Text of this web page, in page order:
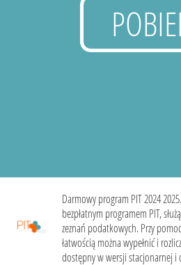
Darmowy program PIT 2024 2025.
bezpłatnym programem PIT,
zeznań podatkowych. Przy
łatwością można wypełnić i
dostępny w wersji stacjonarnej i